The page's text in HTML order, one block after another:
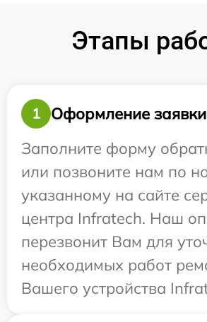
Этапы
1
Оформление заявки
Заполните форму
или позвоните нам по
указанному на сайте
центра Infratech. Наш
перезвонит Вам для
необходимых работ
Вашего устройства